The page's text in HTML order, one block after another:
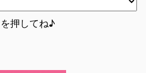
押してね♪